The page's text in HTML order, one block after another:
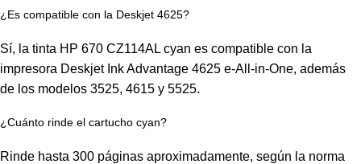
¿Es compatible con la Deskjet 4625?
Sí, la tinta HP 670 CZ114AL cyan es compatible con la
impresora Deskjet Ink Advantage 4625 e-All-in-One, además
de los modelos 3525, 4615 y 5525.
¿Cuánto rinde el cartucho cyan?
Rinde hasta 300 páginas aproximadamente, según la norma